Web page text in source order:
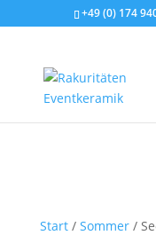
+49 (0) 174
Start/ Sommer/